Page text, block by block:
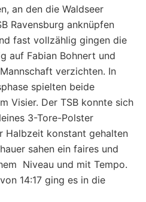
an den die Waldseer
Ravensburg anknüpfen
fast vollzählig gingen die
auf Fabian Bohnert und
verzichten. In
spielten beide
Visier. Der TSB konnte sich
3-Tore-Polster
Halbzeit konstant gehalten
sahen ein faires und
Niveau und mit Tempo.
14:17 ging es in die